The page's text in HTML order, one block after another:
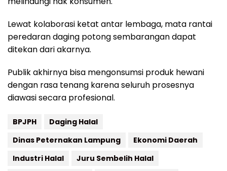
Lewat kolaborasi ketat antar lembaga, mata rantai
peredaran daging potong sembarangan dapat
ditekan dari akarnya.
Publik akhirnya bisa mengonsumsi produk hewani
dengan rasa tenang karena seluruh prosesnya
diawasi secara profesional.
BPJPH
Daging Halal
Dinas Peternakan Lampung
Ekonomi Daerah
Industri Halal
Juru Sembelih Halal